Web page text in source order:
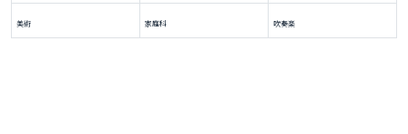
美術 家庭科 吹奏楽